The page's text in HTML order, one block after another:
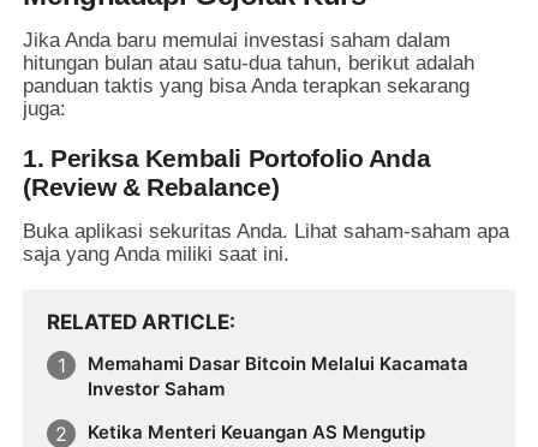
Jika Anda baru memulai investasi saham dalam
hitungan bulan atau satu-dua tahun, berikut adalah
panduan taktis yang bisa Anda terapkan sekarang
juga:
1. Periksa Kembali Portofolio Anda
(Review & Rebalance)
Buka aplikasi sekuritas Anda. Lihat saham-saham apa
saja yang Anda miliki saat ini.
RELATED ARTICLE
Memahami Dasar Bitcoin Melalui Kacamata
Investor Saham
Ketika Menteri Keuangan AS Mengutip